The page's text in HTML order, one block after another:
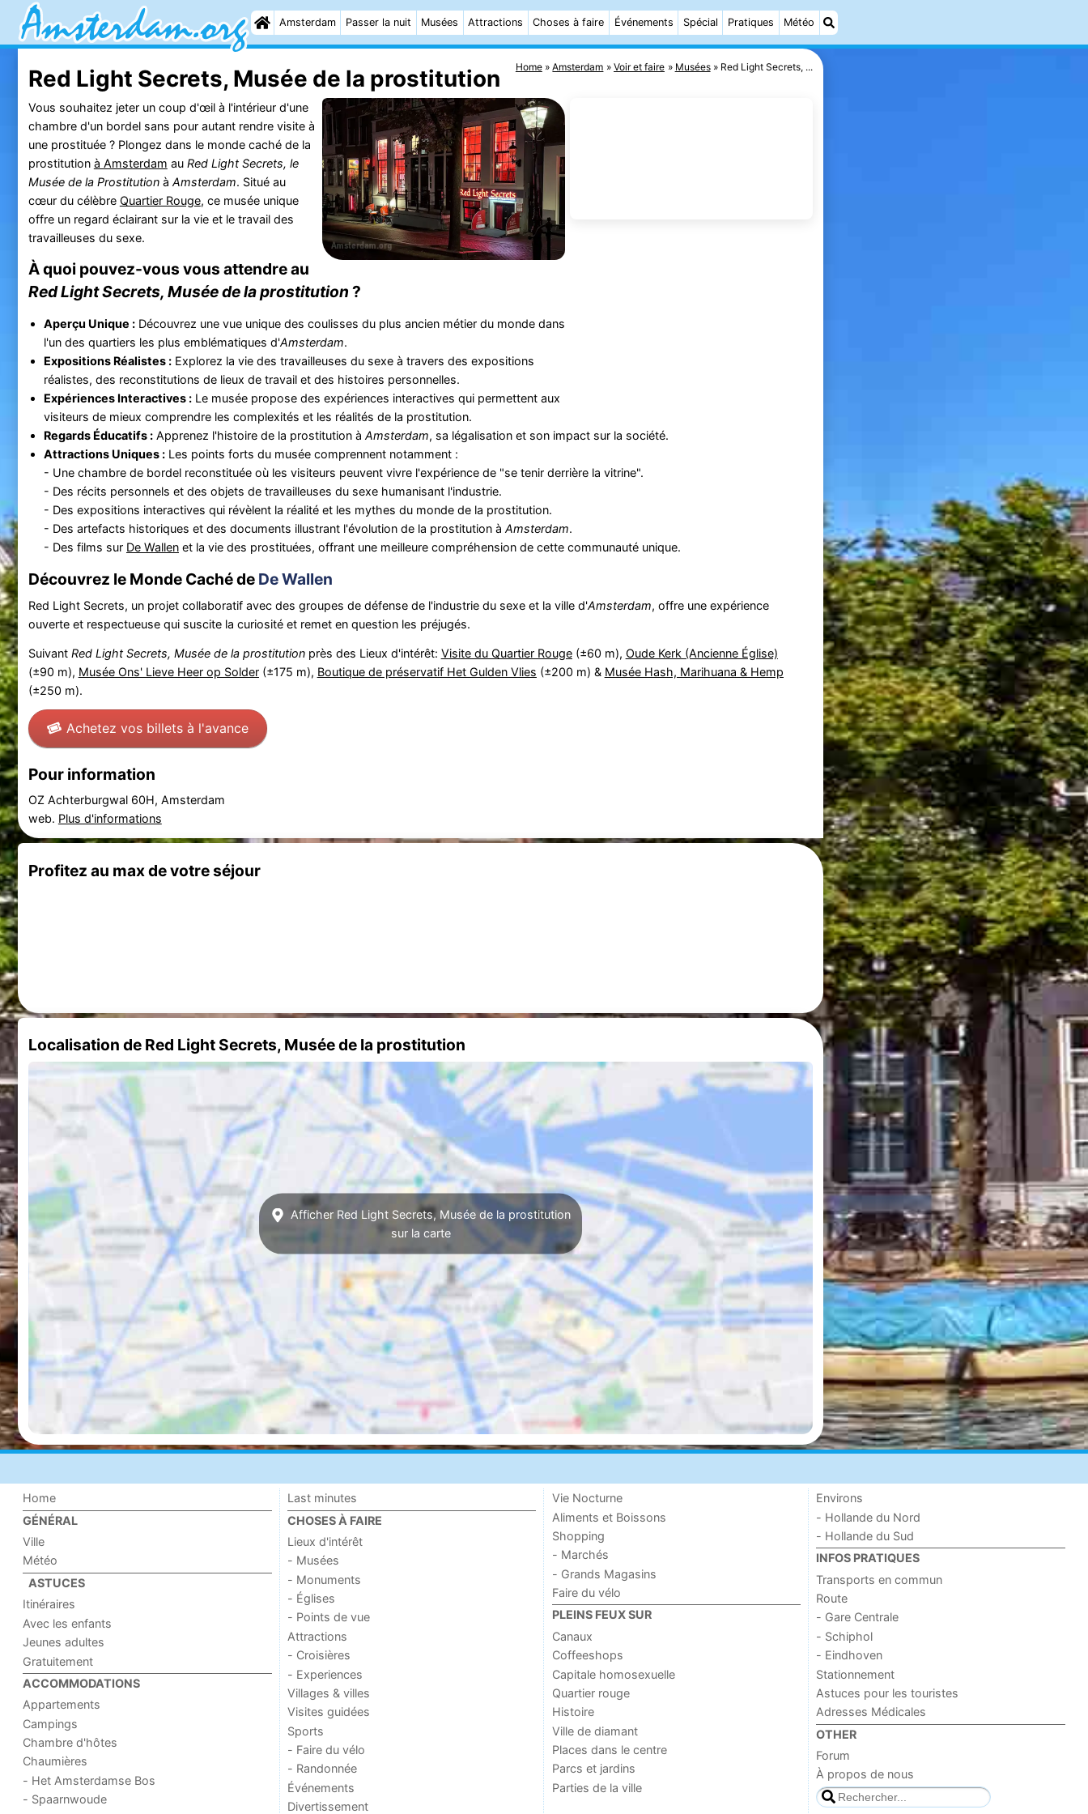
Amsterdam Passer la nuit Musées Attractions Choses à faire Événements Spécial Pratiques Météo
Home Amsterdam Voir et faire Musées Red Light Secrets, ...
Red Light Secrets, Musée de la prostitution
Vous souhaitez jeter un coup d'œil à l'intérieur d'une
chambre d'un bordel sans pour autant rendre visite à
une prostituée ? Plongez dans le monde caché de la
prostitution à Amsterdam au Red Light Secrets, le
Musée de la Prostitutionà Amsterdam. Situé au
cœur du célèbre Quartier Rouge, ce musée unique
offre un regard éclairant sur la vie et le travail des
travailleuses du sexe.
À quoi pouvez-vous vous attendre au
Red Light Secrets, Musée de la prostitution ?
Aperçu Unique :Découvrez une vue unique des coulisses du plus ancien métier du monde dans
l'un des quartiers les plus emblématiques d'Amsterdam.
Expositions Réalistes :Explorez la vie des travailleuses du sexe à travers des expositions
réalistes, des reconstitutions de lieux de travail et des histoires personnelles.
Expériences Interactives :Le musée propose des expériences interactives qui permettent aux
visiteurs de mieux comprendre les complexités et les réalités de la prostitution.
Regards Éducatifs :Apprenez l'histoire de la prostitution à Amsterdam, sa légalisation et son impact sur la société.
Attractions Uniques :Les points forts du musée comprennent notamment :
- Une chambre de bordel reconstituée où les visiteurs peuvent vivre l'expérience de "se tenir derrière la vitrine".
- Des récits personnels et des objets de travailleuses du sexe humanisant l'industrie.
- Des expositions interactives qui révèlent la réalité et les mythes du monde de la prostitution.
- Des artefacts historiques et des documents illustrant l'évolution de la prostitution à Amsterdam.
- Des films sur De Wallenet la vie des prostituées, offrant une meilleure compréhension de cette communauté unique.
Découvrez le Monde Caché de De Wallen
Red Light Secrets, un projet collaboratif avec des groupes de défense de l'industrie du sexe et la ville d'Amsterdam, offre une expérience
ouverte et respectueuse qui suscite la curiosité et remet en question les préjugés.
Suivant Red Light Secrets, Musée de la prostitutionprès des Lieux d'intérêt: Visite du Quartier Rouge(±60 m), Oude Kerk (Ancienne Église)
(±90 m), Musée Ons' Lieve Heer op Solder(±175 m), Boutique de préservatif Het Gulden Vlies (±200 m) & Musée Hash, Marihuana & Hemp
(±250 m).
Achetez vos billets à l'avance
Pour information
OZ Achterburgwal 60H, Amsterdam
web. Plus d'informations
Profitez au max de votre séjour
Localisation de Red Light Secrets, Musée de la prostitution
Afficher Red Light Secrets, Musée de la prostitution
sur la carte
Home
GÉNÉRAL
Ville
Météo
ASTUCES
Itinéraires
Avec les enfants
Jeunes adultes
Gratuitement
ACCOMMODATIONS
Appartements
Campings
Chambre d'hôtes
Chaumières
- Het Amsterdamse Bos
- Spaarnwoude
Last minutes
CHOSES À FAIRE
Lieux d'intérêt
- Musées
- Monuments
- Églises
- Points de vue
Attractions
- Croisières
- Experiences
Villages & villes
Visites guidées
Sports
- Faire du vélo
- Randonnée
Événements
Divertissement
Vie Nocturne
Aliments et Boissons
Shopping
- Marchés
- Grands Magasins
Faire du vélo
PLEINS FEUX SUR
Canaux
Coffeeshops
Capitale homosexuelle
Quartier rouge
Histoire
Ville de diamant
Places dans le centre
Parcs et jardins
Parties de la ville
Environs
- Hollande du Nord
- Hollande du Sud
INFOS PRATIQUES
Transports en commun
Route
- Gare Centrale
- Schiphol
- Eindhoven
Stationnement
Astuces pour les touristes
Adresses Médicales
OTHER
Forum
À propos de nous